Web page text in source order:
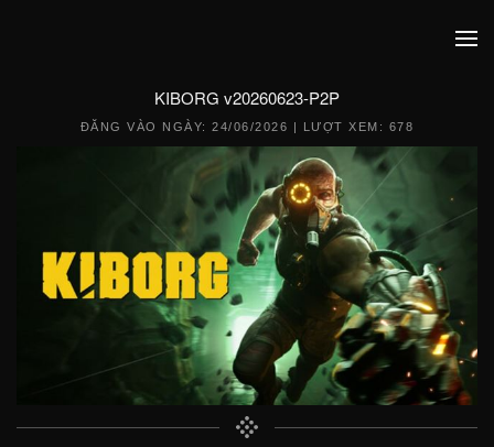
KIBORG v20260623-P2P
ĐĂNG VÀO NGÀY:24/06/2026 | LƯỢT XEM: 678